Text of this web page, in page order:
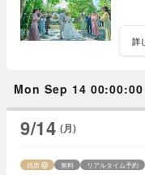
詳
Mon Sep 14 00:00:00
9/14 (月)
残席 無料 リアルタイム予約